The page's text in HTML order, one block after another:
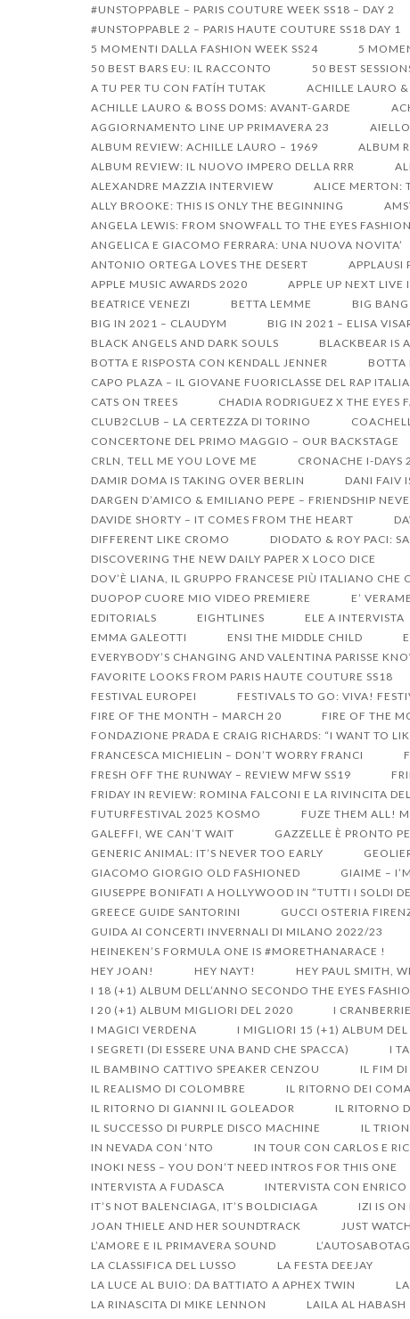
#UNSTOPPABLE – PARIS COUTURE WEEK SS18 – DAY 2
#UNSTOPPABLE 2 – PARIS HAUTE COUTURE SS18 DAY 1
5 MOMENTI DALLA FASHION WEEK SS24
5
50 BEST BARS EU: IL RACCONTO
50 BEST
A TU PER TU CON FATÍH TUTAK
ACHILLE LAURO
ACHILLE LAURO & BOSS DOMS: AVANT-GARDE
AGGIORNAMENTO LINE UP PRIMAVERA 23
AIELLO
ALBUM REVIEW: ACHILLE LAURO – 1969
ALBUM
ALBUM REVIEW: IL NUOVO IMPERO DELLA RRR
ALEXANDRE MAZZIA INTERVIEW
ALICE MERTON:
ALLY BROOKE: THIS IS ONLY THE BEGINNING
ANGELA LEWIS: FROM SNOWFALL TO THE EYES FASHION
ANGELICA E GIACOMO FERRARA: UNA NUOVA NOVITA’
ANTONIO ORTEGA LOVES THE DESERT
APPLAUSI
APPLE MUSIC AWARDS 2020
APPLE UP NEXT
BEATRICE VENEZI
BETTA LEMME BIG
BIG IN 2021 – CLAUDYM
BIG IN 2021 – ELISA
BLACK ANGELS AND DARK SOULS
BLACKBEAR IS
BOTTA E RISPOSTA CON KENDALL JENNER
BOTTA
CAPO PLAZA – IL GIOVANE FUORICLASSE DEL RAP
CATS ON TREES
CHADIA RODRIGUEZ X THE EYES
CLUB2CLUB – LA CERTEZZA DI TORINO
CONCERTONE DEL PRIMO MAGGIO – OUR BACKSTAGE
CRLN, TELL ME YOU LOVE ME
CRONACHE I-DAYS
DAMIR DOMA IS TAKING OVER BERLIN
DANI FAIV
DARGEN D’AMICO & EMILIANO PEPE – FRIENDSHIP
DAVIDE SHORTY – IT COMES FROM THE HEART
DIFFERENT LIKE CROMO
DIODATO & ROY PACI:
DISCOVERING THE NEW DAILY PAPER X LOCO DICE
DOV’È LIANA, IL GRUPPO FRANCESE PIÙ ITALIANO CHE
DUOPOP CUORE MIO VIDEO PREMIERE
E’
EDITORIALS
EIGHTLINES ELE A INTERVISTA
EMMA GALEOTTI
ENSI THE MIDDLE CHILD
EVERYBODY’S CHANGING AND VALENTINA PARISSE
FAVORITE LOOKS FROM PARIS HAUTE COUTURE SS18
FESTIVAL EUROPEI
FESTIVALS TO GO: VIVA!
FIRE OF THE MONTH – MARCH 20
FIRE OF THE
FONDAZIONE PRADA E CRAIG RICHARDS: “I WANT TO
FRANCESCA MICHIELIN – DON’T WORRY FRANCI
FRESH OFF THE RUNWAY – REVIEW MFW SS19
FRIDAY IN REVIEW: ROMINA FALCONI E LA RIVINCITA
FUTURFESTIVAL 2025 KOSMO
FUZE THEM ALL!
GALEFFI, WE CAN’T WAIT
GAZZELLE È PRONTO
GENERIC ANIMAL: IT’S NEVER TOO EARLY
GIACOMO GIORGIO OLD FASHIONED
GIAIME –
GIUSEPPE BONIFATI A HOLLYWOOD IN ”TUTTI I SOLDI
GREECE GUIDE SANTORINI
GUCCI OSTERIA
GUIDA AI CONCERTI INVERNALI DI MILANO 2022/23
HEINEKEN’S FORMULA ONE IS #MORETHANARACE !
HEY JOAN!
HEY NAYT! HEY PAUL SMITH,
I 18 (+1) ALBUM DELL’ANNO SECONDO THE EYES
I 20 (+1) ALBUM MIGLIORI DEL 2020
I
I MAGICI VERDENA
I MIGLIORI 15 (+1) ALBUM
I SEGRETI (DI ESSERE UNA BAND CHE SPACCA)
I
IL BAMBINO CATTIVO SPEAKER CENZOU
IL FIM DI
IL REALISMO DI COLOMBRE
IL RITORNO DEI
IL RITORNO DI GIANNI IL GOLEADOR
IL RITORNO
IL SUCCESSO DI PURPLE DISCO MACHINE
IL
IN NEVADA CON ‘NTO
IN TOUR CON CARLOS E
INOKI NESS – YOU DON’T NEED INTROS FOR THIS ONE
INTERVISTA A FUDASCA
INTERVISTA CON ENRICO
IT’S NOT BALENCIAGA, IT’S BOLDICIAGA
IZI IS ON
JOAN THIELE AND HER SOUNDTRACK
JUST WATCH
L’AMORE E IL PRIMAVERA SOUND
LA CLASSIFICA DEL LUSSO
LA FESTA DEEJAY
LA LUCE AL BUIO: DA BATTIATO A APHEX TWIN
LA RINASCITA DI MIKE LENNON
LAILA AL HABASH